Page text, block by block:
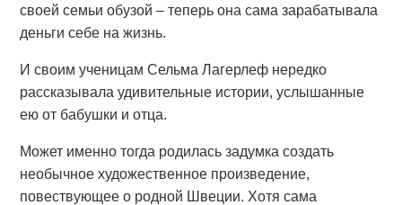
своей семьи обузой – теперь она сама зарабатывала
деньги себе на жизнь.
И своим ученицам Сельма Лагерлеф нередко
рассказывала удивительные истории, услышанные
ею от бабушки и отца.
Может именно тогда родилась задумка создать
необычное художественное произведение,
повествующее о родной Швеции. Хотя сама